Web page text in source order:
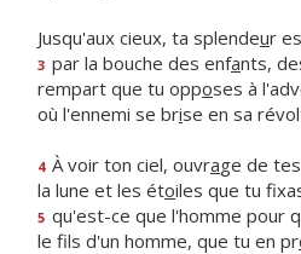
Jusqu'aux cieux, ta splendeur
3 par la bouche des enfants,
rempart que tu opposes à
où l'ennemi se brise en sa
4 À voir ton ciel, ouvrage de
la lune et les étoiles que tu
5 qu'est-ce que l'homme pour
le fils d'un homme, que tu en pr